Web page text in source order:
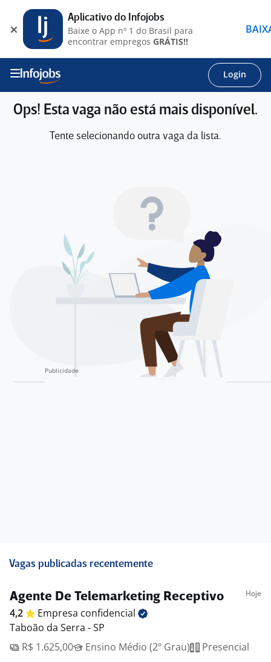
Login
Ops! Esta vaga não está mais disponível.
Tente selecionando outra vaga da lista.
Vagas publicadas recentemente
Agente De Telemarketing Receptivo Hoje
4,2 Empresa confidencial
Taboão da Serra - SP
R$ 1.625,00
Ensino Médio (2º Grau) Presencial
Aplicativo do Infojobs
Baixe o App nº 1 do Brasil para
encontrar empregos GRÁTIS!!